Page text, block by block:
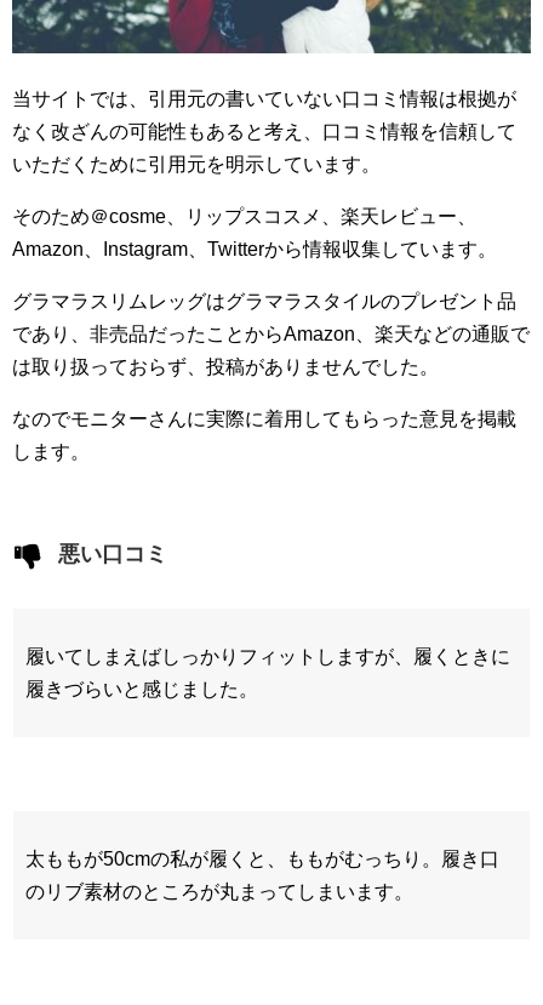
当サイトでは、引用元の書いていない口コミ情報は根拠が
なく改ざんの可能性もあると考え、口コミ情報を信頼して
いただくために引用元を明示しています。
そのため＠cosme、リップスコスメ、楽天レビュー、
Amazon、Instagram、Twitterから情報収集しています。
グラマラスリムレッグはグラマラスタイルのプレゼント品
であり、非売品だったことからAmazon、楽天などの通販で
は取り扱っておらず、投稿がありませんでした。
なのでモニターさんに実際に着用してもらった意見を掲載
します。
悪い口コミ
履いてしまえばしっかりフィットしますが、履くときに
履きづらいと感じました。
太ももが50cmの私が履くと、ももがむっちり。履き口
のリブ素材のところが丸まってしまいます。